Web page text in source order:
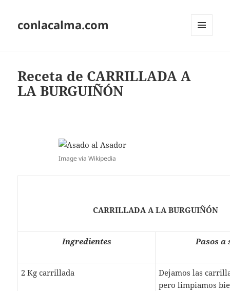
conlacalma.com
Receta de CARRILLADA A
LA BURGUIÑÓN
Image via Wikipedia
CARRILLADA A LA BURGUIÑÓN
Ingredientes Pasos a
2 Kg carrillada
Dejamos las
pero limpiamos